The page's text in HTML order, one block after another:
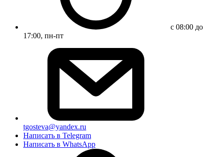
с 08:00 до
17:00, пн-пт
tgosteva@yandex.ru
Написать в Telegram
Написать в WhatsApp